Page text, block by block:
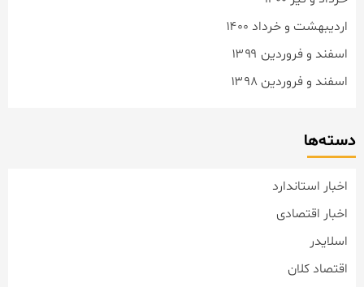
اردیبهشت و خرداد ۱۴۰۰
اسفند و فروردین ۱۳۹۹
اسفند و فروردین ۱۳۹۸
دسته‌ها
اخبار استاندارد
اخبار اقتصادی
اسلایدر
اقتصاد کلان